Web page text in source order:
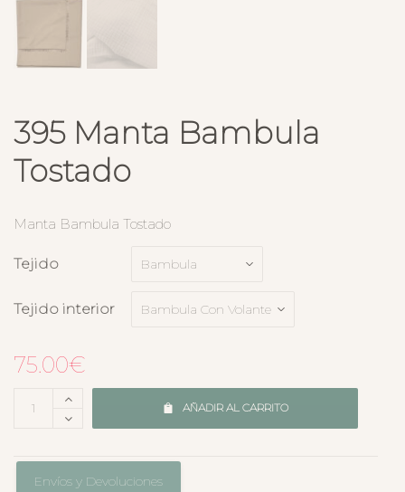
395 Manta Bambula
Tostado
Manta Bambula Tostado
Tejido
Tejido interior
75.00€
AÑADIR AL CARRITO
Envíos y Devoluciones